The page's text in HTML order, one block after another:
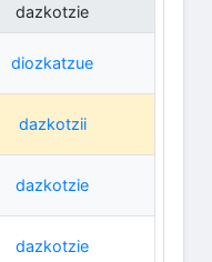
dazkotzie
diozkatzue
dazkotzii
dazkotzie
dazkotzie